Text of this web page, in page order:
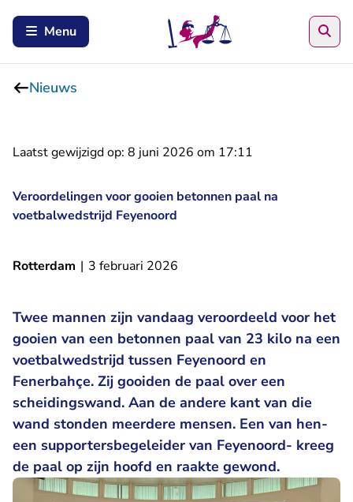
Menu
Nieuws
Laatst gewijzigd op: 8 juni 2026 om 17:11
Veroordelingen voor gooien betonnen paal na
voetbalwedstrijd Feyenoord
Rotterdam | 3 februari 2026
Twee mannen zijn vandaag veroordeeld voor het
gooien van een betonnen paal van 23 kilo na een
voetbalwedstrijd tussen Feyenoord en
Fenerbahçe. Zij gooiden de paal over een
scheidingswand. Aan de andere kant van die
wand stonden meerdere mensen. Een van hen-
een supportersbegeleider van Feyenoord- kreeg
de paal op zijn hoofd en raakte gewond.